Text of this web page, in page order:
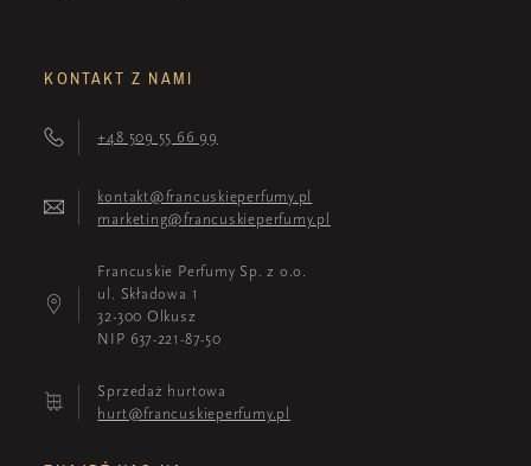
KONTAKT Z NAMI
+48 509 55 66 99
kontakt@francuskieperfumy.pl
marketing@francuskieperfumy.pl
Francuskie Perfumy Sp. z o.o.
ul. Składowa 1
32-300 Olkusz
NIP 637-221-87-50
Sprzedaż hurtowa
hurt@francuskieperfumy.pl